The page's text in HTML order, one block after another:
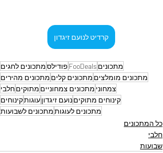
קרדיט לנועם זיגדון
מתכונים FooDeals פודילסמתכונים לחגים
מתכונים מומלצים מתכונים קלים מתכונים מהירים
צמחוני מתכונים צמחוניים מתוקיםחלבי
קינוחים מתוקיםנועם זיגדוןעוגותקינוחים
מתכונים לעוגותמתכונים לשבועות
כל המתכונים
חלבי
שבועות